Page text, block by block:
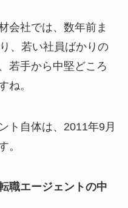
会社では、数年前ま
、若い社員ばかりの
若手から中堅どころ
ね。
ト自体は、2011年9月
。
職エージェントの中